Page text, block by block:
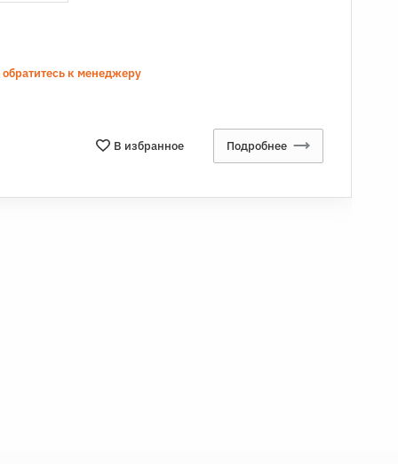
к менеджеру
В избранное Подробнее